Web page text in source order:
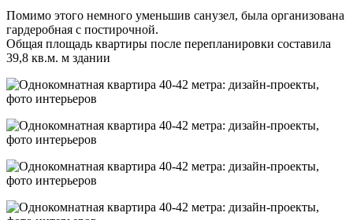
Помимо этого немного уменьшив санузел, была организована
гардеробная с постирочной.
Общая площадь квартиры после перепланировки составила
39,8 кв.м. м здании